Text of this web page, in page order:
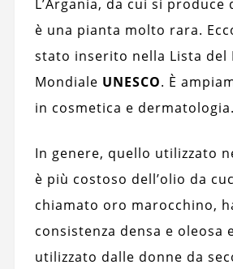
L’Argania, da cui si produce
è una pianta molto rara.
stato inserito nella Lista del
Mondiale UNESCO. È
in cosmetica e dermatologia.
In genere, quello utilizzato
è più costoso dell’olio da
chiamato oro marocchino,
consistenza densa e oleosa
utilizzato dalle donne da